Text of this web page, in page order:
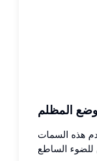
المظلم
هذه السمات